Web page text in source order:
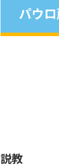
パウ
説教